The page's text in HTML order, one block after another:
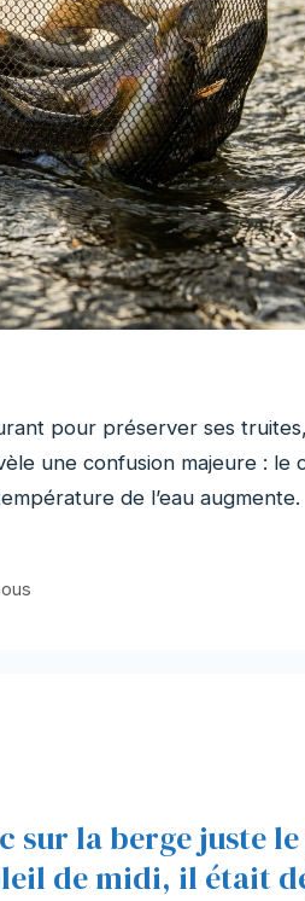
pour préserver ses
une confusion majeure : le
de l’eau augmente.
sur la berge juste
de midi, il était